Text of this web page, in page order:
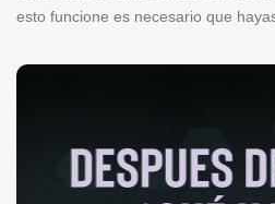
esto funcione es necesario que